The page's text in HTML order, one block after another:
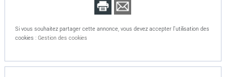
Si vous souhaitez partager cette annonce, vous devez accepter l'utilisation des
cookies : Gestion des cookies